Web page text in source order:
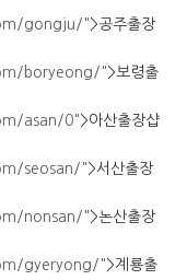
gongju/">공주출장
boryeong/">보령출
asan/0">아산출장샵
seosan/">서산출장
nonsan/">논산출장
gyeryong/">계룡출